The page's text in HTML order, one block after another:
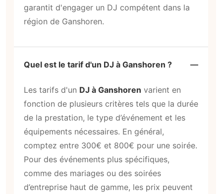
garantit d'engager un DJ compétent dans la
région de Ganshoren.
Quel est le tarif d'un DJ à Ganshoren ?
Les tarifs d'un DJ à Ganshoren varient en
fonction de plusieurs critères tels que la durée
de la prestation, le type d’événement et les
équipements nécessaires. En général,
comptez entre 300€ et 800€ pour une soirée.
Pour des événements plus spécifiques,
comme des mariages ou des soirées
d’entreprise haut de gamme, les prix peuvent